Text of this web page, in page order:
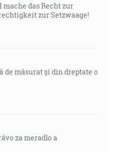
mache das Recht zur
zur Setzwaage!
de măsurat și din dreptate o
za meradlo a